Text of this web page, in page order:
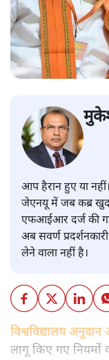
आप हैरान हुए या
जेएनयू में जब कब्र
एफआईआर दर्ज की गई।
अब सवर्ण
लेने वाला नहीं है।
विश्वविद्यालय
लागू किए गए नियमों